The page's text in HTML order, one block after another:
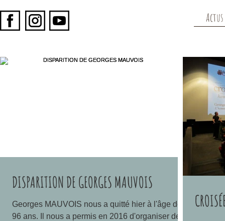
Actus
DISPARITION DE GEORGES MAUVOIS
Georges MAUVOIS nous a quitté hier à l'âge de
96 ans. Il nous a permis en 2016 d'organiser des